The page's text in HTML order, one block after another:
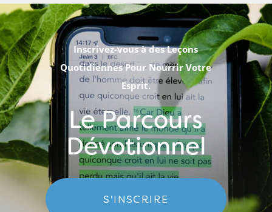
Inscrivez-vous à des Leçons
Quotidiennes Pour Nourrir Votre
Esprit.
Le Parcours
Dévotionnel
S'INSCRIRE